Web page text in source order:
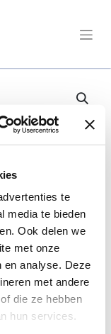
te
media te bieden
Ook delen we
met onze
en analyse. Deze
met andere
die ze hebben
hun services.